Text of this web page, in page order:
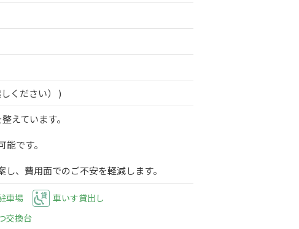
ください） )
えています。
です。
、費用面でのご不安を軽減します。
車場
車いす貸出し
交換台